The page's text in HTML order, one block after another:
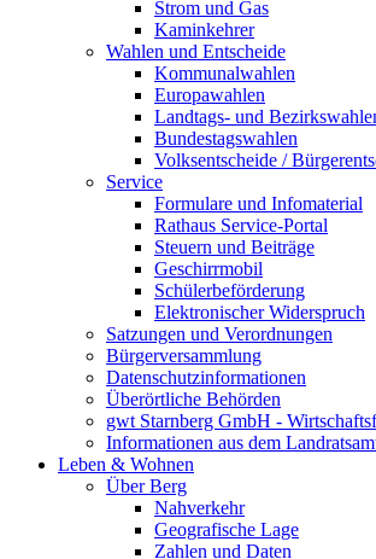
Strom und Gas
Kaminkehrer
Wahlen und Entscheide
Kommunalwahlen
Europawahlen
Landtags- und
Bundestagswahlen
Volksentscheide /
Service
Formulare und Infomaterial
Rathaus Service-Portal
Steuern und Beiträge
Geschirrmobil
Schülerbeförderung
Elektronischer Widerspruch
Satzungen und Verordnungen
Bürgerversammlung
Datenschutzinformationen
Überörtliche Behörden
gwt Starnberg GmbH -
Informationen aus dem
Leben & Wohnen
Über Berg
Nahverkehr
Geografische Lage
Zahlen und Daten